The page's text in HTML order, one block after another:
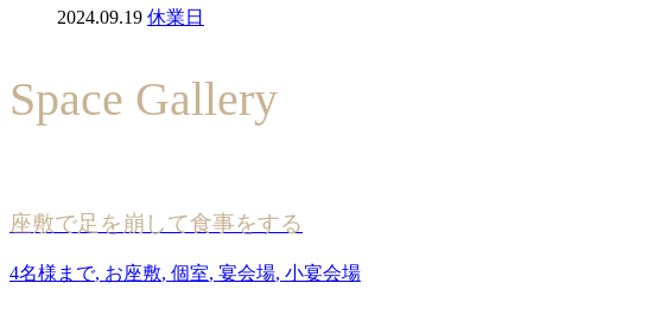
2024.09.19 休業日
Space Gallery
座敷で足を崩して食事をする
4名様まで, お座敷, 個室, 宴会場, 小宴会場